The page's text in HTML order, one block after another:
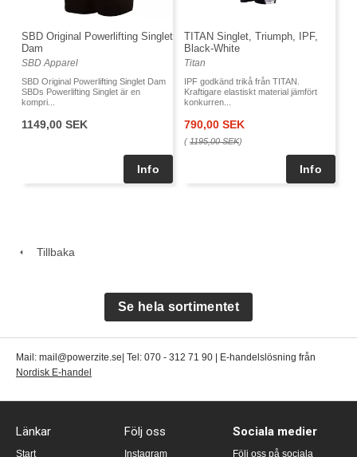
SBD Original Powerlifting Singlet
Dam
SBD Apparel
SBD Original Powerlifting Singlet Dam
SBDs Powerlifting Singlet är en
kompri...
1149,00 SEK
TITAN Singlet, Triumph, IPF,
Black-White
Titan
IPF godkänd trikå från TITAN.
Kraftigare elastiskt material jämfört
konkurren...
790,00 SEK
(1195,00 SEK)
Tillbaka
Se hela sortimentet
Mail: mail@powerzite.se| Tel: 070 - 312 71 90 | E-handelslösning från
Nordisk E-handel
Länkar
Start
Följ oss
Instagram
Sociala medier
Följ oss på sociala